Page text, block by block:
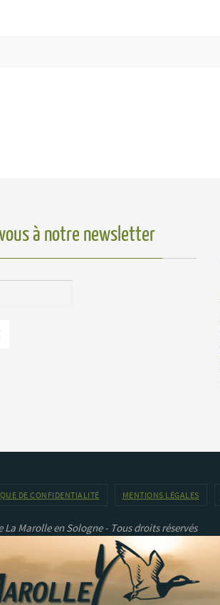
à notre newsletter
DE CONFIDENTIALITÉ MENTIONS LÉGALES
La Marolle en Sologne - Tous droits réservés